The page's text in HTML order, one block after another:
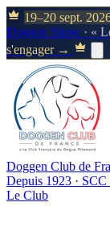
19–20 sept.
Doggen Show · «
s'engager →
Doggen Club de
Depuis 1923 · SCC
Le Club